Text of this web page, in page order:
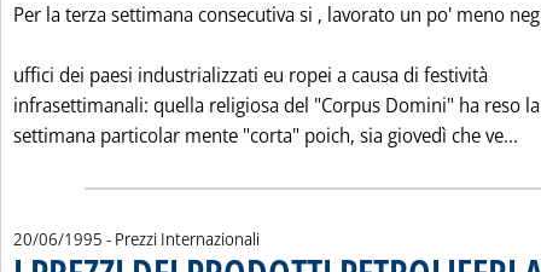
Per la terza settimana consecutiva si ‚ lavorato un po' meno
uffici dei paesi industrializzati eu ropei a causa di festività
infrasettimanali: quella religiosa del "Corpus Domini" ha reso la
settimana particolar mente "corta" poich‚ sia giovedì che ve...
20/06/1995 - Prezzi Internazionali